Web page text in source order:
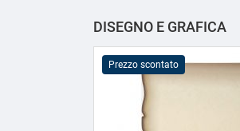
DISEGNO E GRAFICA
Prezzo scontato